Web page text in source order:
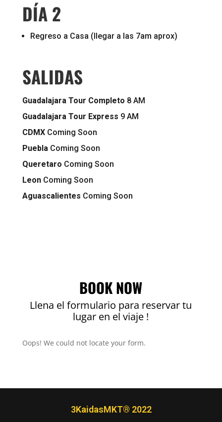
DÍA 2
Regreso a Casa (llegar a las 7am aprox)
SALIDAS
Guadalajara Tour Completo 8 AM
Guadalajara Tour Express 9 AM
CDMXComing Soon
PueblaComing Soon
Queretaro Coming Soon
LeonComing Soon
Aguascalientes Coming Soon
BOOK NOW
Llena el formulario para reservar tu
lugar en el viaje !
Oops! We could not locate your form.
3KaidasMKT® 2022